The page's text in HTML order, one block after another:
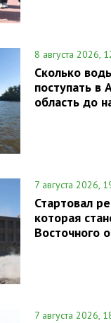
8 августа 2026,
Сколько
поступать в
область до
7 августа 2026,
Стартовал
которая
Восточного
7 августа 2026,